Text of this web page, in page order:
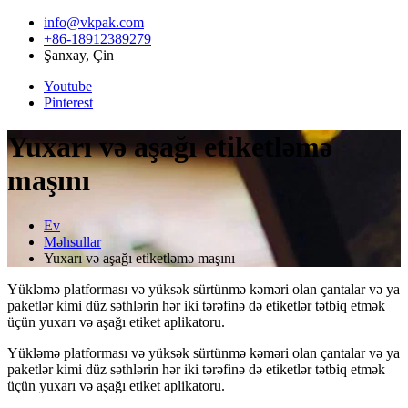
info@vkpak.com
+86-18912389279
Şanxay, Çin
Youtube
Pinterest
Yuxarı və aşağı etiketləmə
maşını
Ev
Məhsullar
Yuxarı və aşağı etiketləmə maşını
Yükləmə platforması və yüksək sürtünmə kəməri olan çantalar və ya
paketlər kimi düz səthlərin hər iki tərəfinə də etiketlər tətbiq etmək
üçün yuxarı və aşağı etiket aplikatoru.
Yükləmə platforması və yüksək sürtünmə kəməri olan çantalar və ya
paketlər kimi düz səthlərin hər iki tərəfinə də etiketlər tətbiq etmək
üçün yuxarı və aşağı etiket aplikatoru.